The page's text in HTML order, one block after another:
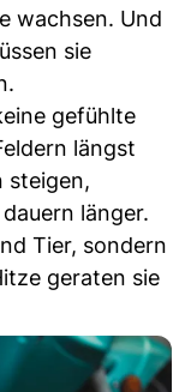
wachsen. Und
sie
gefühlte
längst
steigen,
länger.
Tier, sondern
geraten sie